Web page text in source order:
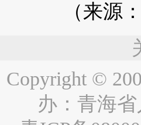
（来源：
Copyright ©
办： 青海